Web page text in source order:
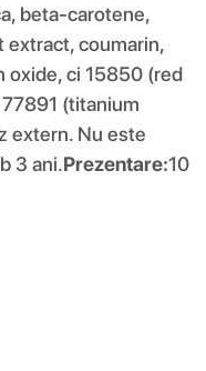
beta-carotene,
extract, coumarin,
oxide, ci 15850 (red
(titanium
extern. Nu este
3 ani.Prezentare:10